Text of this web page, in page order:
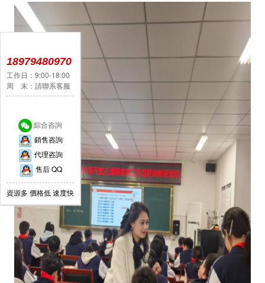
18979480970
工作日：9:00-18:00
周 末：請聯系客服
綜合咨詢
銷售咨詢
代理咨詢
售后 QQ
資源多 價格低 速度快